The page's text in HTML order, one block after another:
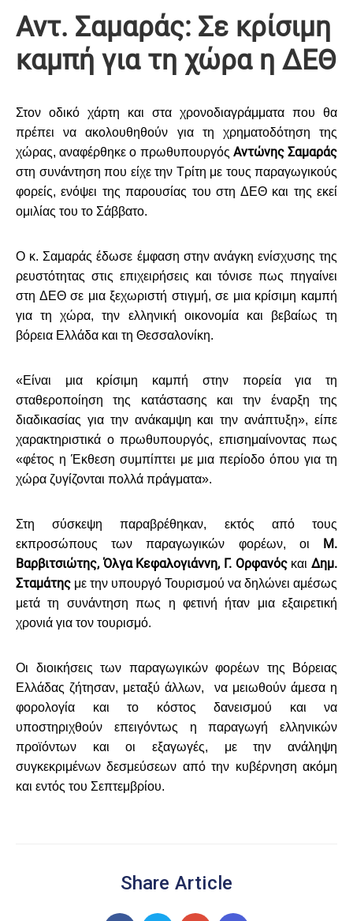
Αντ. Σαμαράς: Σε κρίσιμη
καμπή για τη χώρα η ΔΕΘ
Στον οδικό χάρτη και στα χρονοδιαγράμματα που θα
πρέπει να ακολουθηθούν για τη χρηματοδότηση της
χώρας, αναφέρθηκε ο πρωθυπουργός Αντώνης Σαμαράς
στη συνάντηση που είχε την Τρίτη με τους παραγωγικούς
φορείς, ενόψει της παρουσίας του στη ΔΕΘ και της εκεί
ομιλίας του το Σάββατο.
Ο κ. Σαμαράς έδωσε έμφαση στην ανάγκη ενίσχυσης της
ρευστότητας στις επιχειρήσεις και τόνισε πως πηγαίνει
στη ΔΕΘ σε μια ξεχωριστή στιγμή, σε μια κρίσιμη καμπή
για τη χώρα, την ελληνική οικονομία και βεβαίως τη
βόρεια Ελλάδα και τη Θεσσαλονίκη.
«Είναι μια κρίσιμη καμπή στην πορεία για τη
σταθεροποίηση της κατάστασης και την έναρξη της
διαδικασίας για την ανάκαμψη και την ανάπτυξη», είπε
χαρακτηριστικά ο πρωθυπουργός, επισημαίνοντας πως
«φέτος η Έκθεση συμπίπτει με μια περίοδο όπου για τη
χώρα ζυγίζονται πολλά πράγματα».
Στη σύσκεψη παραβρέθηκαν, εκτός από τους
εκπροσώπους των παραγωγικών φορέων, οι
Μ.
Βαρβιτσιώτης, Όλγα Κεφαλογιάννη, Γ. ΟρφανόςκαιΔημ.
Σταμάτης με την υπουργό Τουρισμού να δηλώνει αμέσως
μετά τη συνάντηση πως η φετινή ήταν μια εξαιρετική
χρονιά για τον τουρισμό.
Οι διοικήσεις των παραγωγικών φορέων της Βόρειας
Ελλάδας ζήτησαν, μεταξύ άλλων, να μειωθούν άμεσα η
φορολογία και το κόστος δανεισμού και να
υποστηριχθούν επειγόντως η παραγωγή ελληνικών
προϊόντων και οι εξαγωγές, με την ανάληψη
συγκεκριμένων δεσμεύσεων από την κυβέρνηση ακόμη
και εντός του Σεπτεμβρίου.
Share Article